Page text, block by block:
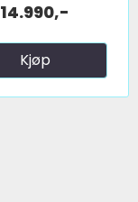
14.990,-
Kjøp